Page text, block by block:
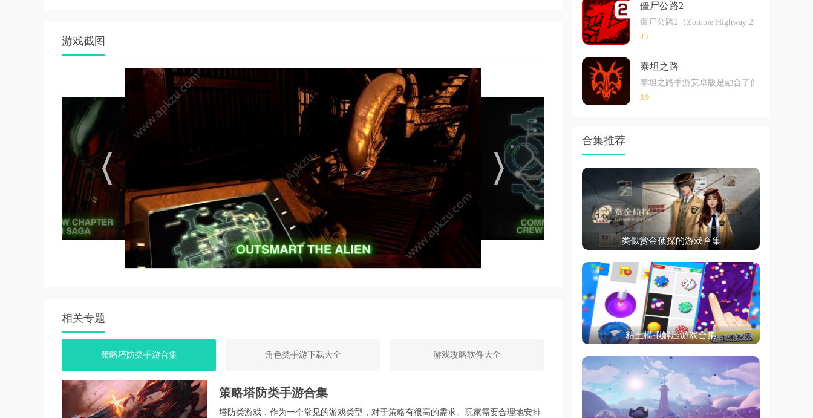
4. 及时做出决策，在有限的时间内尽可能完成任务，如引导船员躲避异形等。
5. 学会利用游戏内的陷阱和障碍物，给异形制造困扰，增加生存机会。
1. 游戏共有七个关卡，每个关卡都有不同的挑战和任务，保证了游戏的多样性和可玩性。
2. 异形会随机出现，给玩家带来极大的挑战，需要时刻保持警惕。
3. 玩家需要借助电脑终端，指示船员们躲避异形，双方会在屏幕上以圆点的形式分别标记出来。
4. 游戏过程中，玩家需要接受船员牺牲的设定，有时需要利用个别船员作为诱饵来保全大局。
角色介绍
1. 阿曼达·雷普利：艾伦·雷普利之女，塞瓦斯托波尔空间站事故幸存者，是游戏的主角。
2. 船员们：包括工程师、机组人员等，玩家需要指示他们躲避异形的追杀，确保他们的安全。
3. 异形：游戏中的敌人，会随机出现并追杀玩家和船员。
1. 电影级画面制作：游戏拥有精致细腻的3d高清画面，为玩家带来了震撼沉浸的游戏体验。
2. 紧张刺激的游戏氛围：异形会随机出现，玩家需要时刻保持警惕，利用地图和手电筒等工具躲避追杀。
3. 丰富的关卡设计和剧情：游戏共有七个关卡，每个关卡都有不同的挑战和任务，同时剧情设计精彩，引人入
小编有话说
游戏截图
相关专题
策略塔防类手游合集 角色类手游下载大全 游戏攻略软件大全
策略塔防类手游合集
塔防类游戏，作为一个常见的游戏类型，对于策略有很高的需求。玩家需要合理地安排
僵尸公路2
僵尸公路2（Zombie Highway 2）是一款末日
4.2
泰坦之路
泰坦之路手游安卓版是融合了侏罗纪时代的
3.9
合集推荐
类似赏金侦探的游戏合集
粘土模拟解压游戏合集